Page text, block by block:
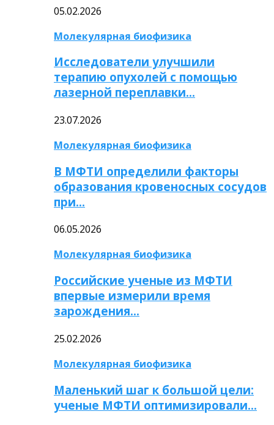
05.02.2026
Молекулярная биофизика
Исследователи улучшили
терапию опухолей с помощью
лазерной переплавки…
23.07.2026
Молекулярная биофизика
В МФТИ определили факторы
образования кровеносных сосудов
при…
06.05.2026
Молекулярная биофизика
Российские ученые из МФТИ
впервые измерили время
зарождения…
25.02.2026
Молекулярная биофизика
Маленький шаг к большой цели:
ученые МФТИ оптимизировали…